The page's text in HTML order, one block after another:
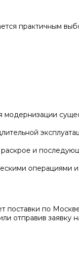
практичным
модернизации
и
операциями
поставки по
отправив заявку